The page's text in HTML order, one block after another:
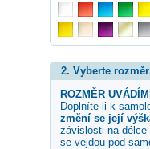
2. Vyberte
ROZMĚR
Doplníte-li k
změní se její
závislosti na
se vejdou pod